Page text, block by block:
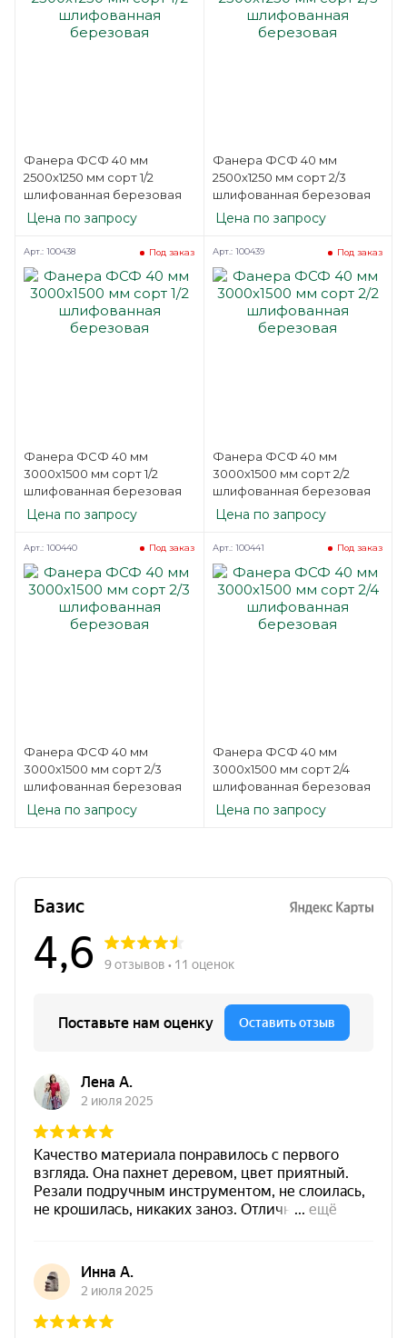
Фанера ФСФ 40 мм
2500х1250 мм сорт 1/2
шлифованная березовая
Цена по запросу
Фанера ФСФ 40 мм
2500х1250 мм сорт 2/3
шлифованная березовая
Цена по запросу
Фанера ФСФ 40 мм
3000х1500 мм сорт 1/2
шлифованная березовая
Под заказ
Арт.: 100438
Цена по запросу
Фанера ФСФ 40 мм
3000х1500 мм сорт 2/2
шлифованная березовая
Под заказ
Арт.: 100439
Цена по запросу
Фанера ФСФ 40 мм
3000х1500 мм сорт 2/3
шлифованная березовая
Под заказ
Арт.: 100440
Цена по запросу
Фанера ФСФ 40 мм
3000х1500 мм сорт 2/4
шлифованная березовая
Под заказ
Арт.: 100441
Цена по запросу